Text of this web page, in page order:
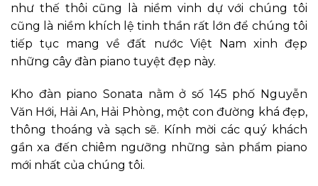
như thế thôi cũng là niềm vinh dự với chúng tôi
cũng là niềm khích lệ tinh thần rất lớn để chúng tôi
tiếp tục mang về đất nước Việt Nam xinh đẹp
những cây đàn piano tuyệt đẹp này.
Kho đàn piano Sonata nằm ở số 145 phố Nguyễn
Văn Hới, Hải An, Hải Phòng, một con đường khá đẹp,
thông thoáng và sạch sẽ. Kính mời các quý khách
gần xa đến chiêm ngưỡng những sản phẩm piano
mới nhất của chúng tôi.